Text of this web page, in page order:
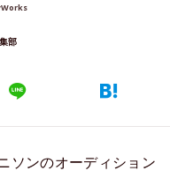
部
ソンのオーディション